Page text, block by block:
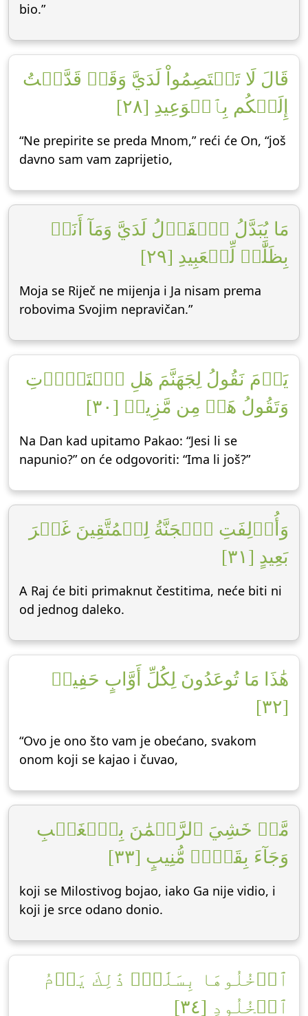
bio.”
قَالَ لَا تَخۡتَصِمُواْ لَدَيَّ وَقَدۡ قَدَّمۡتُ
إِلَيۡكُم بِٱلۡوَعِيدِ [٢٨]
“Ne prepirite se preda Mnom,” reći će On, “još
davno sam vam zaprijetio,
مَا يُبَدَّلُ ٱلۡقَوۡلُ لَدَيَّ وَمَآ أَنَا۠
بِظَلَّٰمٖ لِّلۡعَبِيدِ [٢٩]
Moja se Riječ ne mijenja i Ja nisam prema
robovima Svojim nepravičan.”
يَوۡمَ نَقُولُ لِجَهَنَّمَ هَلِ ٱمۡتَلَأۡتِ
وَتَقُولُ هَلۡ مِن مَّزِيدٖ [٣٠]
Na Dan kad upitamo Pakao: “Jesi li se
napunio?” on će odgovoriti: “Ima li još?”
وَأُزۡلِفَتِ ٱلۡجَنَّةُ لِلۡمُتَّقِينَ غَيۡرَ
بَعِيدٍ [٣١]
A Raj će biti primaknut čestitima, neće biti ni
od jednog daleko.
هَٰذَا مَا تُوعَدُونَ لِكُلِّ أَوَّابٍ حَفِيظٖ
[٣٢]
“Ovo je ono što vam je obećano, svakom
onom koji se kajao i čuvao,
مَّنۡ خَشِيَ ٱلرَّحۡمَٰنَ بِٱلۡغَيۡبِ
وَجَآءَ بِقَلۡبٖ مُّنِيبٍ [٣٣]
koji se Milostivog bojao, iako Ga nije vidio, i
koji je srce odano donio.
ٱدۡخُلُوهَا بِسَلَٰمٖۖ ذَٰلِكَ يَوۡمُ
ٱلۡخُلُودِ [٣٤]